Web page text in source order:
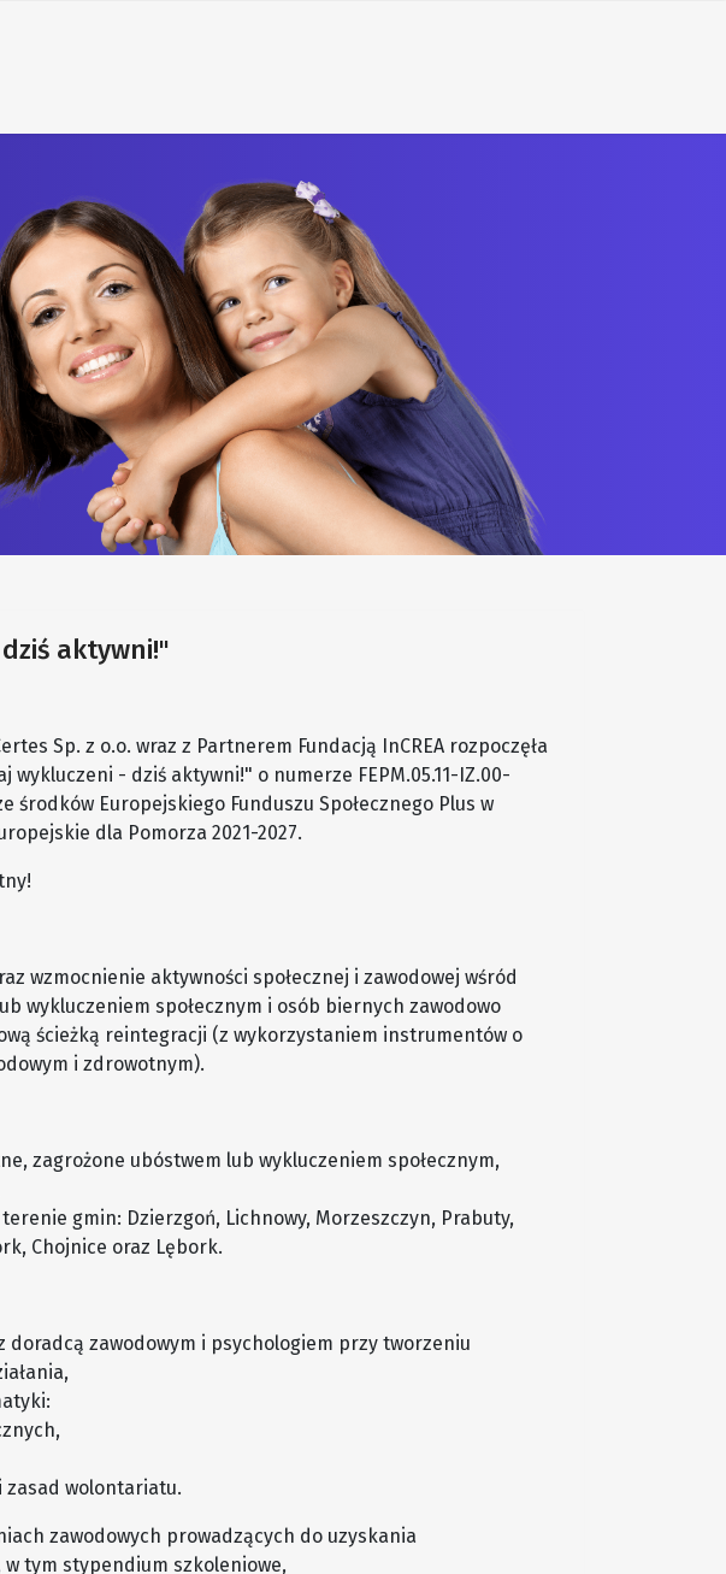
aktywni!"
Sp. z o.o. wraz z Partnerem Fundacją InCREA rozpoczęła
wykluczeni - dziś aktywni!" o numerze FEPM.05.11-IZ.00-
środków Europejskiego Funduszu Społecznego Plus w
dla Pomorza 2021-2027.
wzmocnienie aktywności społecznej i zawodowej wśród
wykluczeniem społecznym i osób biernych zawodowo
ścieżką reintegracji (z wykorzystaniem instrumentów o
i zdrowotnym).
zagrożone ubóstwem lub wykluczeniem społecznym,
gmin: Dzierzgoń, Lichnowy, Morzeszczyn, Prabuty,
Chojnice oraz Lębork.
zawodowym i psychologiem przy tworzeniu
wolontariatu.
zawodowych prowadzących do uzyskania
tym stypendium szkoleniowe,